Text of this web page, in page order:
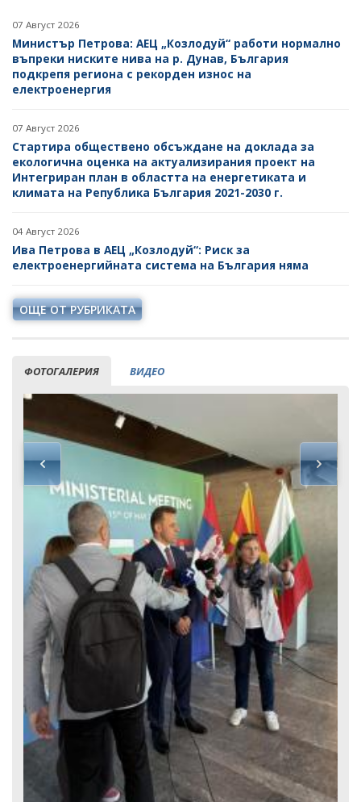
07 Август 2026
Министър Петрова: АЕЦ „Козлодуй“ работи нормално
въпреки ниските нива на р. Дунав, България
подкрепя региона с рекорден износ на
електроенергия
07 Август 2026
Стартира обществено обсъждане на доклада за
екологична оценка на актуализирания проект на
Интегриран план в областта на енергетиката и
климата на Република България 2021-2030 г.
04 Август 2026
Ива Петрова в АЕЦ „Козлодуй“: Риск за
електроенергийната система на България няма
ОЩЕ ОТ РУБРИКАТА
ФОТОГАЛЕРИЯ ВИДЕО